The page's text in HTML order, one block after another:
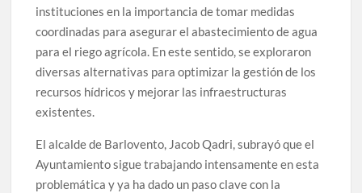
instituciones en la importancia de tomar medidas
coordinadas para asegurar el abastecimiento de agua
para el riego agrícola. En este sentido, se exploraron
diversas alternativas para optimizar la gestión de los
recursos hídricos y mejorar las infraestructuras
existentes.
El alcalde de Barlovento, Jacob Qadri, subrayó que el
Ayuntamiento sigue trabajando intensamente en esta
problemática y ya ha dado un paso clave con la